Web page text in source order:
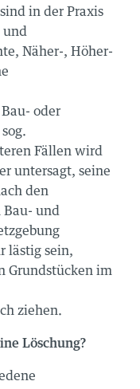
in der Praxis
und
Näher-, Höher-
oder
Fällen wird
untersagt, seine
den
Bau- und
lästig sein,
Grundstücken im
ziehen.
Löschung?